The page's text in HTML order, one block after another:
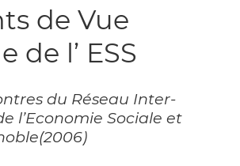
de Vue
de l’ ESS
du Réseau Inter-
l’Economie Sociale et